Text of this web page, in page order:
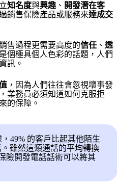
知名度與興趣 、 開發潛在客
銷售保險產品或服務來達成交
售過程更需要高度的信任 、 透
個極具個人色彩的話題，人們
訊。
，因為人們往往會忽視壞事發
業務員必須知道如何克服拒
的保障。
，49% 的客戶比起其他陌生
雖然這類通話的平均轉換
險開發電話話術可以將其